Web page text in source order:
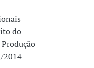
do
2014 –